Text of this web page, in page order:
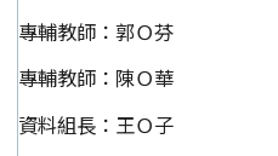
專輔教師：郭Ｏ芬
專輔教師：陳Ｏ華
資料組長：王Ｏ子